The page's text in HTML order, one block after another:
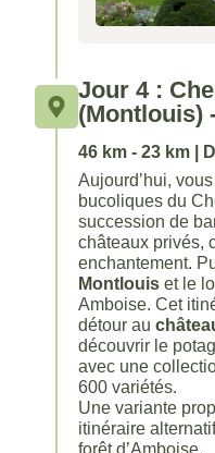
Jour 4 :
(Montlouis)
46 km - 23 km |
Aujourd’hui,
bucoliques du
succession de
châteaux privés,
enchantement.
Montlouis et le
Amboise. Cet
détour au
découvrir le
avec une
600 variétés.
Une variante
itinéraire